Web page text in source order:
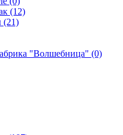
(12)
(21)
"Волшебница" (0)